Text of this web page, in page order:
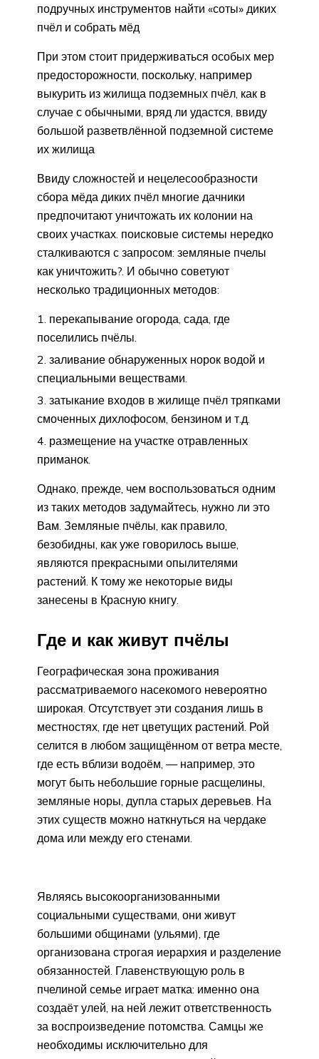
подручных инструментов найти «соты» диких
пчёл и собрать мёд
При этом стоит придерживаться особых мер
предосторожности, поскольку, например
выкурить из жилища подземных пчёл, как в
случае с обычными, вряд ли удастся, ввиду
большой разветвлённой подземной системе
их жилища
Ввиду сложностей и нецелесообразности
сбора мёда диких пчёл многие дачники
предпочитают уничтожать их колонии на
своих участках. поисковые системы нередко
сталкиваются с запросом: земляные пчелы
как уничтожить?. И обычно советуют
несколько традиционных методов:
перекапывание огорода, сада, где
поселились пчёлы.
заливание обнаруженных норок водой и
специальными веществами.
затыкание входов в жилище пчёл тряпками
смоченных дихлофосом, бензином и т.д.
размещение на участке отравленных
приманок.
Однако, прежде, чем воспользоваться одним
из таких методов задумайтесь, нужно ли это
Вам. Земляные пчёлы, как правило,
безобидны, как уже говорилось выше,
являются прекрасными опылителями
растений. К тому же некоторые виды
занесены в Красную книгу.
Где и как живут пчёлы
Географическая зона проживания
рассматриваемого насекомого невероятно
широкая. Отсутствует эти создания лишь в
местностях, где нет цветущих растений. Рой
селится в любом защищённом от ветра месте,
где есть вблизи водоём, — например, это
могут быть небольшие горные расщелины,
земляные норы, дупла старых деревьев. На
этих существ можно наткнуться на чердаке
дома или между его стенами.
Являясь высокоорганизованными
социальными существами, они живут
большими общинами (ульями), где
организована строгая иерархия и разделение
обязанностей. Главенствующую роль в
пчелиной семье играет матка: именно она
создаёт улей, на ней лежит ответственность
за воспроизведение потомства. Самцы же
необходимы исключительно для